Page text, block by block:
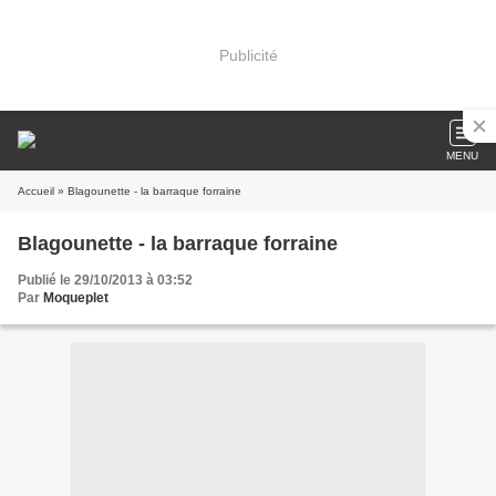
Publicité
MENU
Accueil » Blagounette - la barraque forraine
Blagounette - la barraque forraine
Publié le 29/10/2013 à 03:52
Par Moqueplet